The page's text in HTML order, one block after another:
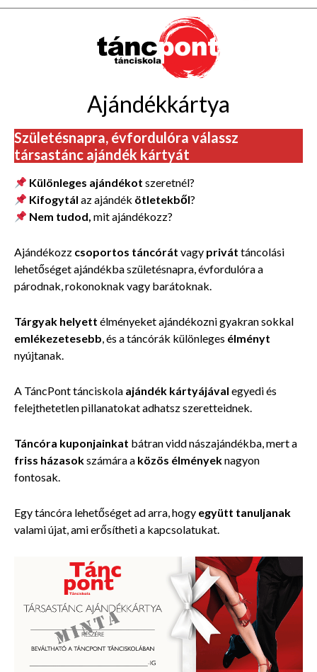
Ajándékkártya
Születésnapra, évfordulóra válassz
társastánc ajándék kártyát
Különleges ajándékot szeretnél?
Kifogytálaz ajándék ötletekből?
Nem tudod,mit ajándékozz?
Ajándékozz csoportos táncórát vagy privát táncolási
lehetőséget ajándékba születésnapra, évfordulóra a
párodnak, rokonoknak vagy barátoknak.
Tárgyak helyett élményeket ajándékozni gyakran sokkal
emlékezetesebb, és a táncórák különleges élményt
nyújtanak.
A TáncPont tánciskola ajándék kártyájával egyedi és
felejthetetlen pillanatokat adhatsz szeretteidnek.
Táncóra kuponjainkat bátran vidd nászajándékba, mert a
friss házasokszámára a közös élményeknagyon
fontosak.
Egy táncóra lehetőséget ad arra, hogy együtt tanuljanak
valami újat, ami erősítheti a kapcsolatukat.